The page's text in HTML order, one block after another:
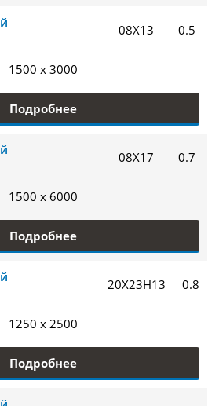
08Х13 0.5
1500 x 3000
Подробнее
08Х17 0.7
1500 x 6000
Подробнее
20Х23Н13 0.8
1250 x 2500
Подробнее